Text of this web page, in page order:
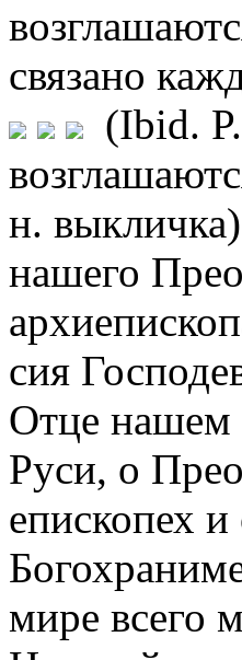
связано
(Ibid.
н.
нашего
сия
Отце нашем
Руси, о
епископех
мире всего